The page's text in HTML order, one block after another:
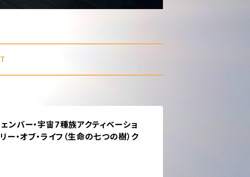
ンバー・宇宙7種族アクティベーショ
ー・オブ・ライフ（生命の七つの樹）ク